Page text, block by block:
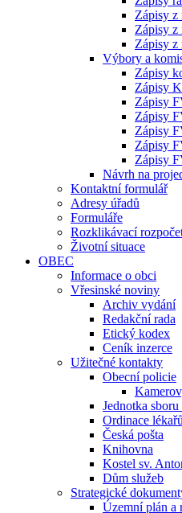
Zápisy z
Zápisy z
Zápisy z
Výbory a
Zápisy
Zápisy
Zápisy
Zápisy
Zápisy
Zápisy
Zápisy
Návrh na
Kontaktní formulář
Adresy úřadů
Formuláře
Rozklikávací
Životní situace
OBEC
Informace o obci
Vřesinské noviny
Archiv vydání
Redakční rada
Etický kodex
Ceník inzerce
Užitečné kontakty
Obecní policie
Jednotka
Ordinace lékařů
Česká pošta
Knihovna
Kostel sv.
Dům služeb
Strategické
Územní plán a